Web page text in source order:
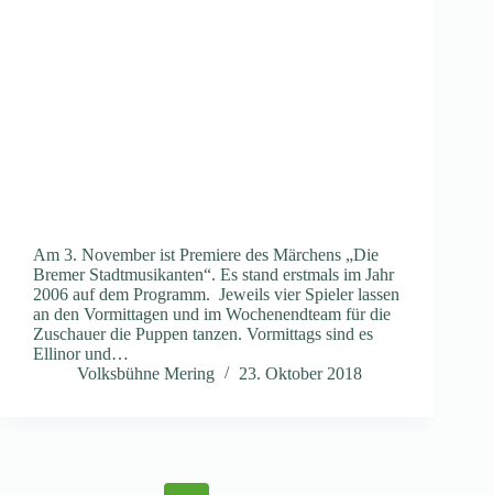
Am 3. November ist Premiere des Märchens „Die
Bremer Stadtmusikanten“. Es stand erstmals im Jahr
2006 auf dem Programm. Jeweils vier Spieler lassen
an den Vormittagen und im Wochenendteam für die
Zuschauer die Puppen tanzen. Vormittags sind es
Ellinor und…
Volksbühne Mering
23. Oktober 2018